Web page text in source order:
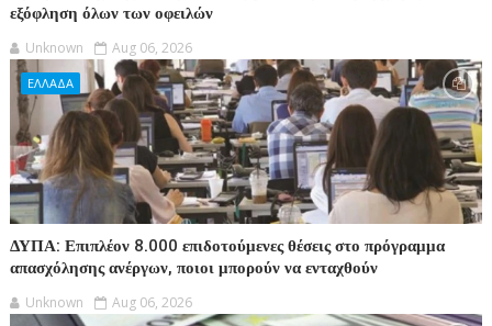
εξόφληση όλων των οφειλών
Unknown Aug 06, 2026
ΕΛΛΑΔΑ
ΔΥΠΑ: Επιπλέον 8.000 επιδοτούμενες θέσεις στο πρόγραμμα
απασχόλησης ανέργων, ποιοι μπορούν να ενταχθούν
Unknown Aug 06, 2026